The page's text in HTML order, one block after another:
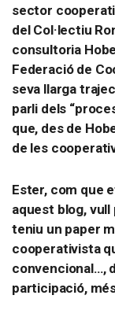
sector
del Col·lectiu
consultoria
Federació de
seva llarga
parli dels
que, des de
de les
Ester, com que
aquest blog,
teniu un paper
cooperativista
convencional…,
participació,